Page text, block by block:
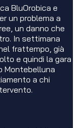
BluOrobica e
un problema a
un danno che
In settimana
frattempo, già
e quindi la gara
Montebelluna
a chi